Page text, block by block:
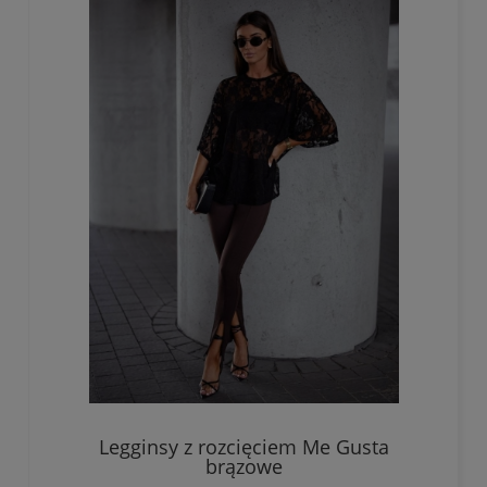
Legginsy z rozcięciem Me Gusta
brązowe